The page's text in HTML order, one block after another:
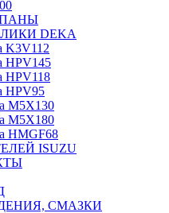
DEKA
K3V112
HPV145
HPV118
HPV95
M5X130
M5X180
HMGF68
ISUZU
СМАЗКИ